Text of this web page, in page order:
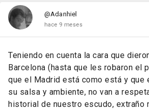
@Adanhiel
hace 9 meses
Teniendo en cuenta la cara que
Barcelona (hasta que les robaron el
que el Madrid está como está y que
su salsa y ambiente, no van a
historial de nuestro escudo, extraño